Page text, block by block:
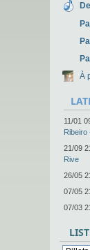
À
11/01
Ribeiro
21/09
Rive
26/05
07/05
07/03